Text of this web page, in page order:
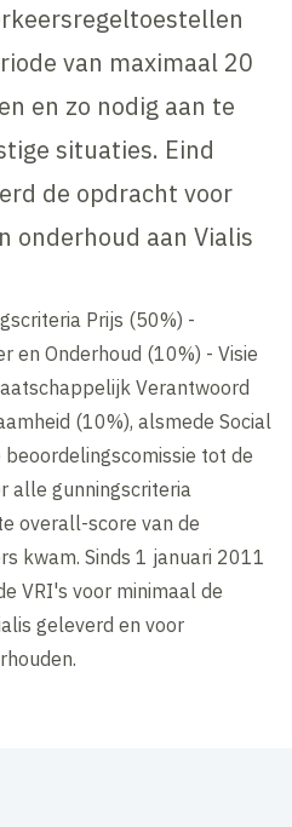
van maximaal 20
en zo nodig aan te
situaties. Eind
de opdracht voor
onderhoud aan Vialis
Prijs (50%) -
en Onderhoud (10%) - Visie
Verantwoord
(10%), alsmede Social
tot de
alle gunningscriteria
overall-score van de
kwam. Sinds 1 januari 2011
VRI's voor minimaal de
geleverd en voor